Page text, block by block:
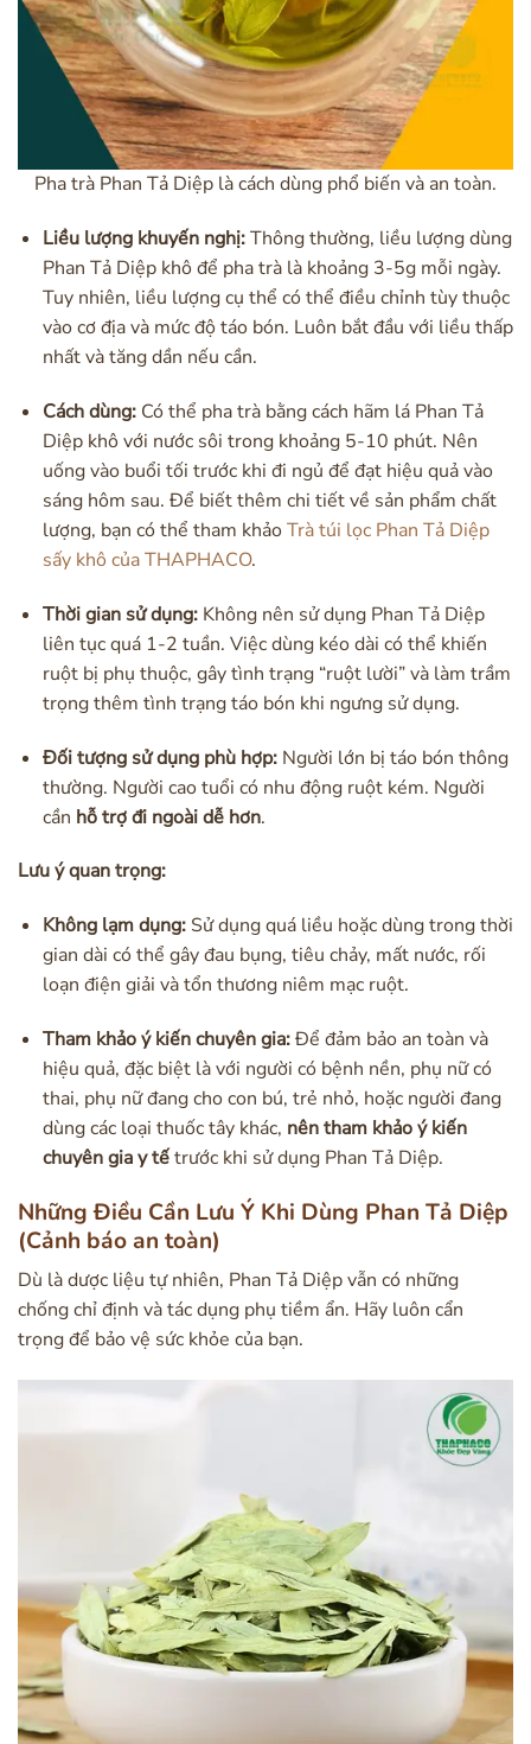
Pha trà Phan Tả Diệp là cách dùng phổ biến và an toàn.
Liều lượng khuyến nghị:Thông thường, liều lượng dùng
Phan Tả Diệp khô để pha trà là khoảng 3-5g mỗi ngày.
Tuy nhiên, liều lượng cụ thể có thể điều chỉnh tùy thuộc
vào cơ địa và mức độ táo bón. Luôn bắt đầu với liều thấp
nhất và tăng dần nếu cần.
Cách dùng:Có thể pha trà bằng cách hãm lá Phan Tả
Diệp khô với nước sôi trong khoảng 5-10 phút. Nên
uống vào buổi tối trước khi đi ngủ để đạt hiệu quả vào
sáng hôm sau. Để biết thêm chi tiết về sản phẩm chất
lượng, bạn có thể tham khảoTrà túi lọc Phan Tả Diệp
sấy khô của THAPHACO.
Thời gian sử dụng:Không nên sử dụng Phan Tả Diệp
liên tục quá 1-2 tuần. Việc dùng kéo dài có thể khiến
ruột bị phụ thuộc, gây tình trạng “ruột lười” và làm trầm
trọng thêm tình trạng táo bón khi ngưng sử dụng.
Đối tượng sử dụng phù hợp:Người lớn bị táo bón thông
thường. Người cao tuổi có nhu động ruột kém. Người
cần hỗ trợ đi ngoài dễ hơn.
Lưu ý quan trọng:
Không lạm dụng:Sử dụng quá liều hoặc dùng trong thời
gian dài có thể gây đau bụng, tiêu chảy, mất nước, rối
loạn điện giải và tổn thương niêm mạc ruột.
Tham khảo ý kiến chuyên gia:Để đảm bảo an toàn và
hiệu quả, đặc biệt là với người có bệnh nền, phụ nữ có
thai, phụ nữ đang cho con bú, trẻ nhỏ, hoặc người đang
dùng các loại thuốc tây khác, nên tham khảo ý kiến
chuyên gia y tếtrước khi sử dụng Phan Tả Diệp.
Những Điều Cần Lưu Ý Khi Dùng Phan Tả Diệp
(Cảnh báo an toàn)
Dù là dược liệu tự nhiên, Phan Tả Diệp vẫn có những
chống chỉ định và tác dụng phụ tiềm ẩn. Hãy luôn cẩn
trọng để bảo vệ sức khỏe của bạn.